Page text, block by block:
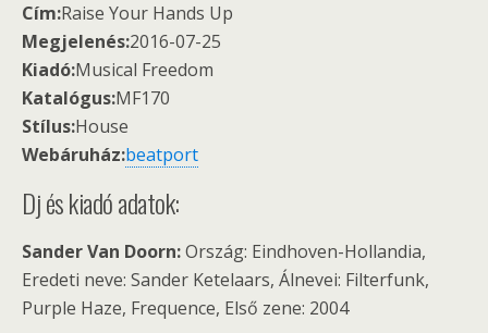
Cím:Raise Your Hands Up
Megjelenés:2016-07-25
Kiadó:Musical Freedom
Katalógus:MF170
Stílus:House
Webáruház:beatport
Dj és kiadó adatok:
Sander Van Doorn:Ország: Eindhoven-Hollandia,
Eredeti neve: Sander Ketelaars, Álnevei: Filterfunk,
Purple Haze, Frequence, Első zene: 2004